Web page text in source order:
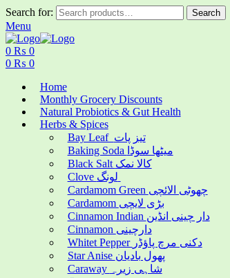
Search for: Search
Menu
0 ₨ 0
0 ₨ 0
Home
Monthly Grocery Discounts
Natural Probiotics & Gut Health
Herbs & Spices
Bay Leaf تیز پات
Baking Soda میٹھا سوڈا
Black Salt کالا نمک
Cardamom Green چھوٹی الائچی
Cardamom بڑی لایچی
Cinnamon Indian دار چینی انڈین
Cinnamon دارچینی
Whitet Pepper دکنی مرچ پاؤڈر
Star Anise پھول بادیان
Caraway شاہی زیرہ